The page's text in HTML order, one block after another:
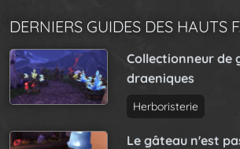
DERNIERS GUIDES DES HAUTS
Collectionneur de
draeniques
Herboristerie
Le gâteau n'est